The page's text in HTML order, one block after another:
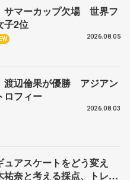
サマーカップ欠場 世界フ
子2位
2026.08.05
渡辺倫果が優勝 アジアン
ロフィー
2026.08.03
アスケートをどう変え
奈と考える採点、トレー